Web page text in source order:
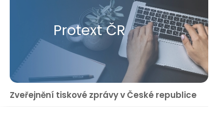
Protext ČR
Zveřejnění tiskové zprávy v České republice